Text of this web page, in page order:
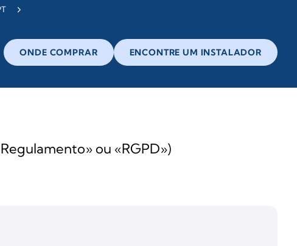
ONDE COMPRAR ENCONTRE UM INSTALADOR
ou «RGPD»)